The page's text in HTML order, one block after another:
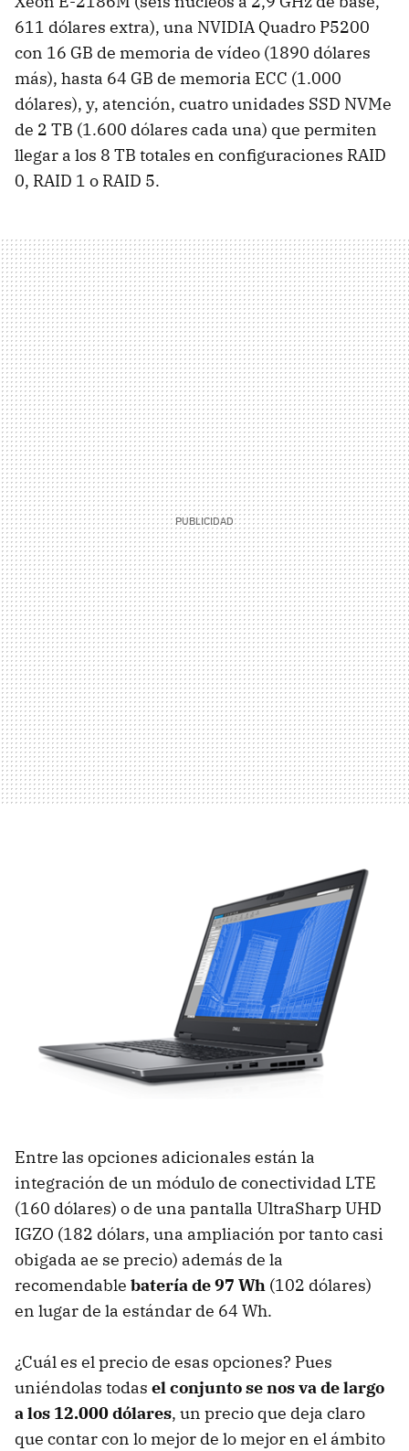
611 dólares extra), una NVIDIA Quadro P5200
con 16 GB de memoria de vídeo (1890 dólares
más), hasta 64 GB de memoria ECC (1.000
dólares), y, atención, cuatro unidades SSD NVMe
de 2 TB (1.600 dólares cada una) que permiten
llegar a los 8 TB totales en configuraciones RAID
0, RAID 1 o RAID 5.
Entre las opciones adicionales están la
integración de un módulo de conectividad LTE
(160 dólares) o de una pantalla UltraSharp UHD
IGZO (182 dólars, una ampliación por tanto casi
obigada ae se precio) además de la
recomendable batería de 97 Wh (102 dólares)
en lugar de la estándar de 64 Wh.
¿Cuál es el precio de esas opciones? Pues
uniéndolas todas el conjunto se nos va de largo
a los 12.000 dólares, un precio que deja claro
que contar con lo mejor de lo mejor en el ámbito